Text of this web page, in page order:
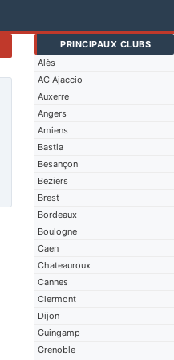
PRINCIPAUX CLUBS
Alès
AC Ajaccio
Auxerre
Angers
Amiens
Bastia
Besançon
Beziers
Brest
Bordeaux
Boulogne
Caen
Chateauroux
Cannes
Clermont
Dijon
Guingamp
Grenoble